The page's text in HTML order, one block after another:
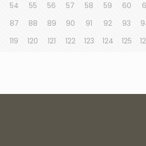
54 55 56 57 58 59 60
87 88 89 90 91 92 93
119 120 121 122 123 124 125